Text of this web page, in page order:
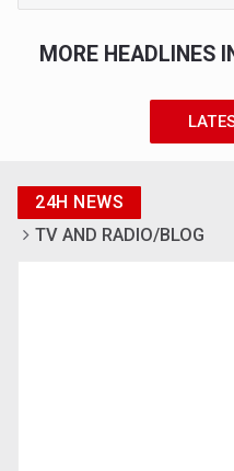
MORE HEADLINES
24H NEWS
TV AND RADIO/BLOG